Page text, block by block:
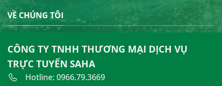
VỀ CHÚNG TÔI
CÔNG TY TNHH THƯƠNG MẠI DỊCH VỤ
TRỰC TUYẾN SAHA
Hotline: 0966.79.3669